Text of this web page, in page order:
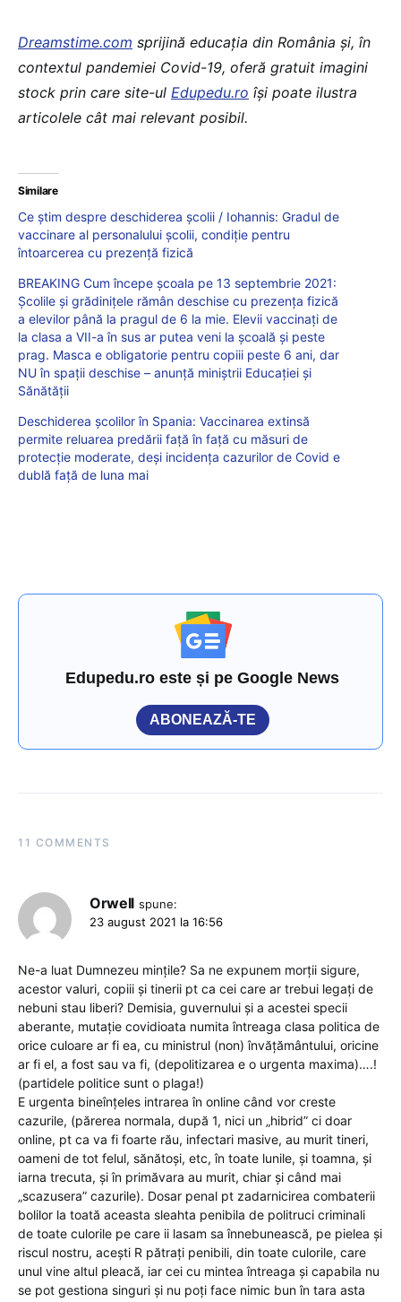
Dreamstime.com sprijină educaţia din România şi, în
contextul pandemiei Covid-19, oferă gratuit imagini
stock prin care site-ul Edupedu.ro îşi poate ilustra
articolele cât mai relevant posibil.
Similare
Ce știm despre deschiderea școlii / Iohannis: Gradul de
vaccinare al personalului școlii, condiție pentru
întoarcerea cu prezență fizică
BREAKING Cum începe școala pe 13 septembrie 2021:
Școlile și grădinițele rămân deschise cu prezența fizică
a elevilor până la pragul de 6 la mie. Elevii vaccinați de
la clasa a VII-a în sus ar putea veni la școală și peste
prag. Masca e obligatorie pentru copiii peste 6 ani, dar
NU în spații deschise – anunță miniștrii Educației și
Sănătății
Deschiderea școlilor în Spania: Vaccinarea extinsă
permite reluarea predării față în față cu măsuri de
protecție moderate, deși incidența cazurilor de Covid e
dublă față de luna mai
Edupedu.ro este și pe Google News
ABONEAZĂ-TE
11 COMMENTS
Orwell spune:
23 august 2021 la 16:56
Ne-a luat Dumnezeu mințile? Sa ne expunem morții sigure,
acestor valuri, copiii și tinerii pt ca cei care ar trebui legați de
nebuni stau liberi? Demisia, guvernului și a acestei specii
aberante, mutație covidioata numita întreaga clasa politica de
orice culoare ar fi ea, cu ministrul (non) învățământului, oricine
ar fi el, a fost sau va fi, (depolitizarea e o urgenta maxima)….!
(partidele politice sunt o plaga!)
E urgenta bineînțeles intrarea în online când vor creste
cazurile, (părerea normala, după 1, nici un „hibrid” ci doar
online, pt ca va fi foarte rău, infectari masive, au murit tineri,
oameni de tot felul, sănătoși, etc, în toate lunile, și toamna, și
iarna trecuta, și în primăvara au murit, chiar și când mai
„scazusera” cazurile). Dosar penal pt zadarnicirea combaterii
bolilor la toată aceasta sleahta penibila de politruci criminali
de toate culorile pe care ii lasam sa înnebunească, pe pielea și
riscul nostru, acești R pătrați penibili, din toate culorile, care
unul vine altul pleacă, iar cei cu mintea întreaga și capabila nu
se pot gestiona singuri și nu poți face nimic bun în tara asta